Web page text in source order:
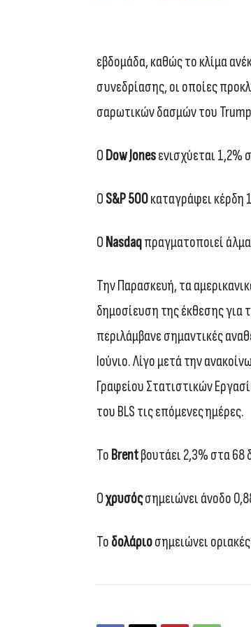
εβδομάδα, καθώς το κλίμα
συνεδρίασης, οι οποίες
σαρωτικών δασμών του
Ο Dow Jonesενισχύεται 1,2%
O S&P 500καταγράφει κέρδη
O Nasdaqπραγματοποιεί
Την Παρασκευή, τα
δημοσίευση της έκθεσης για
περιλάμβανε σημαντικές
Ιούνιο. Λίγο μετά την
Γραφείου Στατιστικών
του BLS τις επόμενες ημέρες.
To Brentβουτάει 2,3% στα 68
Oχρυσόςσημειώνει άνοδο
Το δολάριοσημειώνει